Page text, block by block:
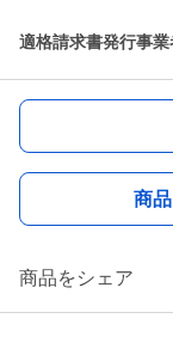
適格請求書発行事
商
商品をシェア